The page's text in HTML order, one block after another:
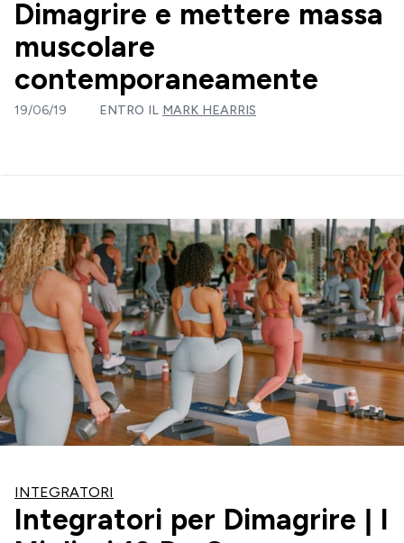
Dimagrire e mettere massa
muscolare
contemporaneamente
19/06/19 ENTRO IL MARK HEARRIS
INTEGRATORI
Integratori per Dimagrire | I